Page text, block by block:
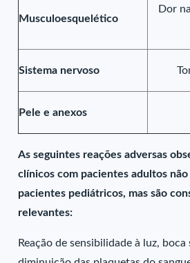
Musculoesquelético
Dor
Sistema nervoso
Pele e anexos
As seguintes reações adversas
clínicos com pacientes adultos
pacientes pediátricos, mas são
relevantes:
Reação de sensibilidade à luz,